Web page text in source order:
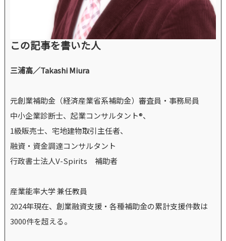
この記事を書いた人
三浦高／Takashi Miura
元創業補助金（経済産業省系補助金）審査員・事務局員
中小企業診断士、起業コンサルタント®、
1級販売士、宅地建物取引主任者、
融資・資金調達コンサルタント
行政書士法人V-Spirits 補助者
産業能率大学 兼任教員
2024年現在、創業融資支援・各種補助金の累計支援件数は
3000件を超える。